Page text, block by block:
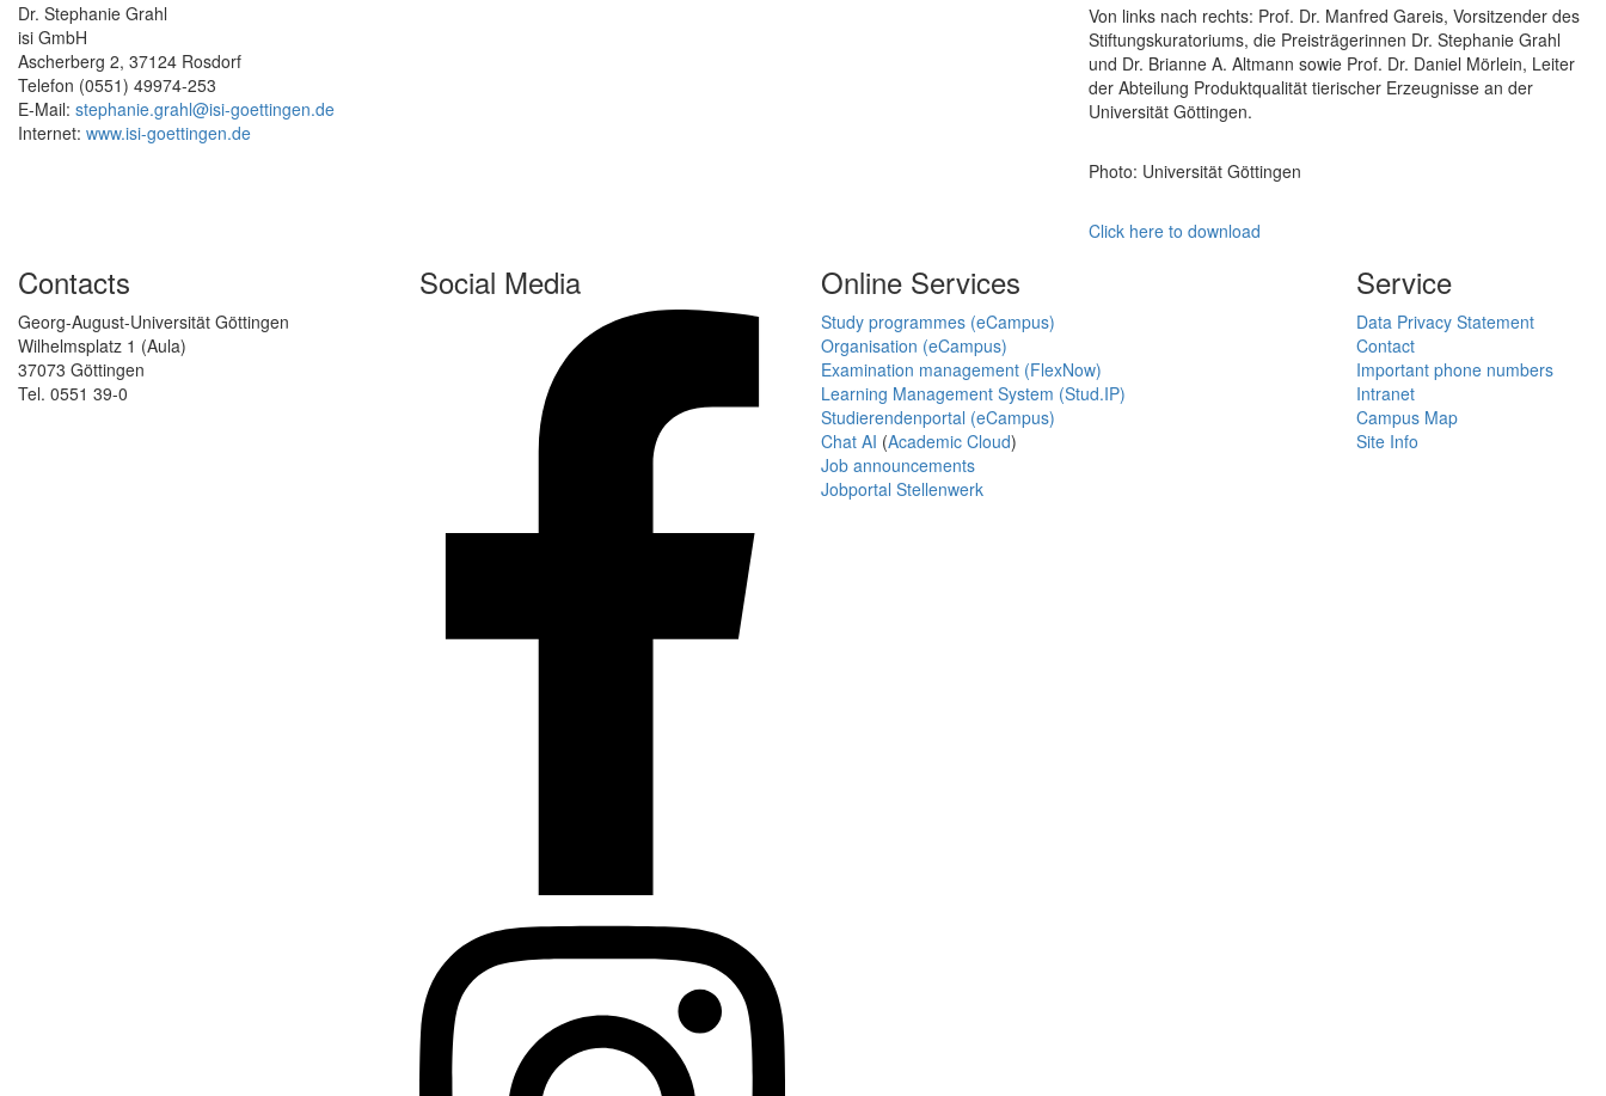
Dr. Stephanie Grahl
isi GmbH
Ascherberg 2, 37124 Rosdorf
Telefon (0551) 49974-253
E-Mail: stephanie.grahl@isi-goettingen.de
Internet: www.isi-goettingen.de
Von links nach rechts: Prof. Dr. Manfred Gareis, Vorsitzender des
Stiftungskuratoriums, die Preisträgerinnen Dr. Stephanie Grahl
und Dr. Brianne A. Altmann sowie Prof. Dr. Daniel Mörlein, Leiter
der Abteilung Produktqualität tierischer Erzeugnisse an der
Universität Göttingen.
Photo: Universität Göttingen
Click here to download
Contacts
Georg-August-Universität Göttingen
Wilhelmsplatz 1 (Aula)
37073 Göttingen
Tel. 0551 39-0
Social Media Online Services
Study programmes (eCampus)
Organisation (eCampus)
Examination management (FlexNow)
Learning Management System (Stud.IP)
Studierendenportal (eCampus)
Chat AI (Academic Cloud)
Job announcements
Jobportal Stellenwerk
Service
Data Privacy Statement
Contact
Important phone numbers
Intranet
Campus Map
Site Info